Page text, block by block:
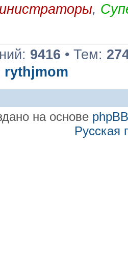
,
9416 • Тем:
rythjmom
на основе phpBB
Русская